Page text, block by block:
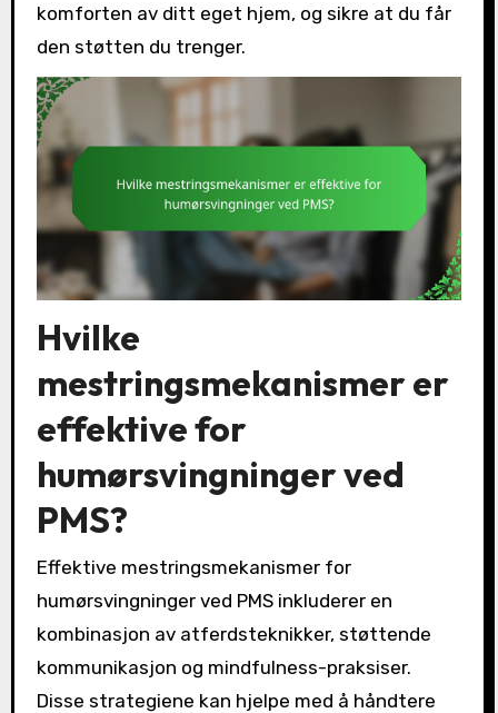
komforten av ditt eget hjem, og sikre at du får
den støtten du trenger.
Hvilke
mestringsmekanismer er
effektive for
humørsvingninger ved
PMS?
Effektive mestringsmekanismer for
humørsvingninger ved PMS inkluderer en
kombinasjon av atferdsteknikker, støttende
kommunikasjon og mindfulness-praksiser.
Disse strategiene kan hjelpe med å håndtere